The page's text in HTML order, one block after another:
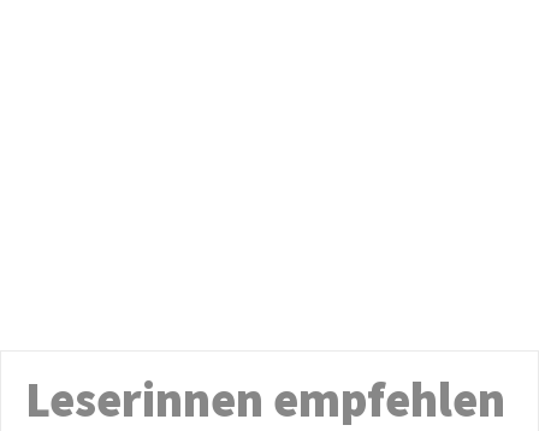
Leserinnen empfehlen